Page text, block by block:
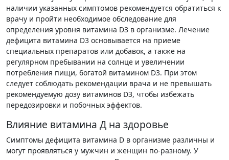
наличии указанных симптомов рекомендуется обратиться к
врачу и пройти необходимое обследование для
определения уровня витамина D3 в организме. Лечение
дефицита витамина D3 основывается на приеме
специальных препаратов или добавок, а также на
регулярном пребывании на солнце и увеличении
потребления пищи, богатой витамином D3. При этом
следует соблюдать рекомендации врача и не превышать
рекомендуемую дозу витаминов D3, чтобы избежать
передозировки и побочных эффектов.
Влияние витамина Д на здоровье
Симптомы дефицита витамина D в организме различны и
могут проявляться у мужчин и женщин по-разному. У